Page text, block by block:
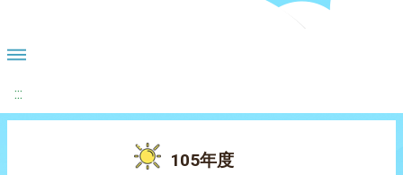
:::
105年度